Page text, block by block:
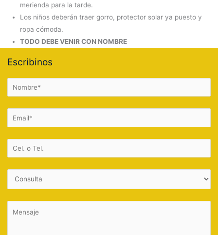
merienda para la tarde.
Los niños deberán traer gorro, protector solar ya puesto y
ropa cómoda.
TODO DEBE VENIR CON NOMBRE
Escribinos